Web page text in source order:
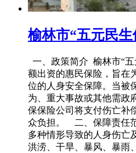
榆林市“五元民
一、政策简介 榆林市“
额出资的惠民保险，旨在
位的人身安全保障。当被
为、重大事故或其他需政
保保险公司将支付伤亡补
众负担。 二、保障责任
多种情形导致的人身伤亡
洪涝、干旱、暴风、暴雨